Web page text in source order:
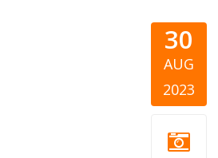
30
AUG
2023